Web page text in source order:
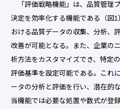
「評価戦略機能」は、品質管理
決定を効率化する機能である（図
おける品質データの収集、分析、
改善が可能となる。また、企業の
析方法をカスタマイズでき、特定
評価基準を設定可能である。これ
ータの分析と評価を行い、潜在的
当機能では必要な処置や数式が登